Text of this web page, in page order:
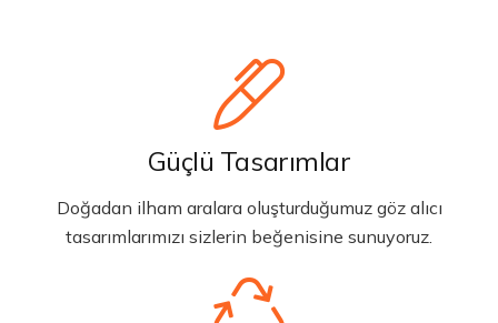
Güçlü Tasarımlar
Doğadan ilham aralara oluşturduğumuz göz alıcı
tasarımlarımızı sizlerin beğenisine sunuyoruz.